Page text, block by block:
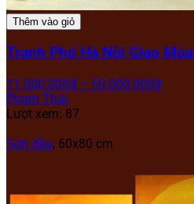
Thêm vào giỏ
Tranh Phố Hà Nội Giao Mùa
11.000.000₫ – 50.000.000₫
Phạm Thái
Lượt xem: 87
Sơn dầu, 60x80 cm